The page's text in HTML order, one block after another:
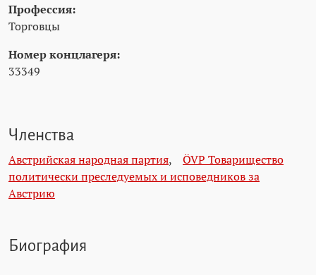
Профессия:
Торговцы
Номер концлагеря:
33349
Членства
Австрийская народная партия, ÖVP Товарищество
политически преследуемых и исповедников за
Австрию
Биография